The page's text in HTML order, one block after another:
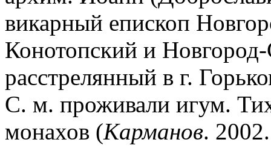
викарный епископ
Конотопский и
расстрелянный в г.
С. м. проживали игум.
монахов (Карманов.